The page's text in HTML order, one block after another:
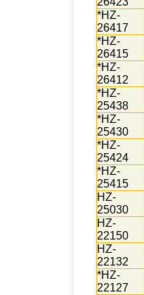
*HZ-
26417
*HZ-
26415
*HZ-
26412
*HZ-
25438
*HZ-
25430
*HZ-
25424
*HZ-
25415
HZ-
25030
HZ-
22150
HZ-
22132
*HZ-
22127